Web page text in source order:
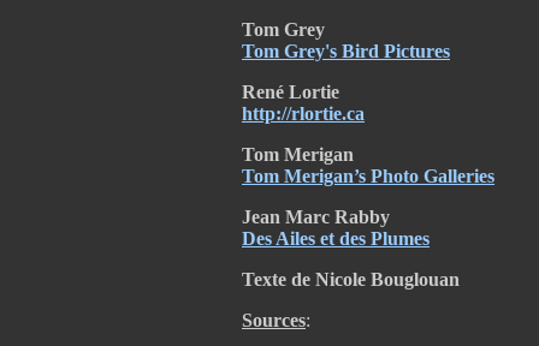
Tom Grey
Tom Grey's Bird Pictures
René Lortie
http://rlortie.ca
Tom Merigan
Tom Merigan’s Photo Galleries
Jean Marc Rabby
Des Ailes et des Plumes
Texte de Nicole Bouglouan
Sources: